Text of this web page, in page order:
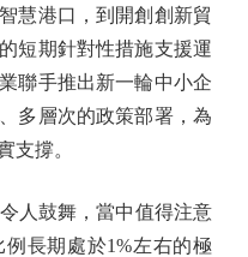
慧港口，到開創創新貿
短期針對性措施支援運
聯手推出新一輪中小企
多層次的政策部署，為
支撐。
鼓舞，當中值得注意
長期處於1%左右的極